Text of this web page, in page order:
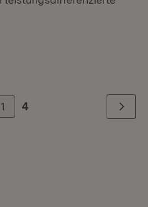
1 4 Weiter